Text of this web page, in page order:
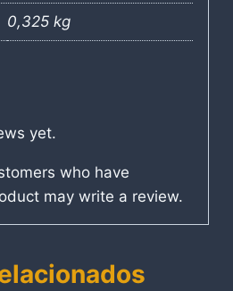
0,325 kg
yet.
who have
may write a review.